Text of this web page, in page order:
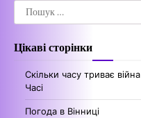
Пошук:
Цікаві сторінки
Скільки часу триває
Часі
Погода в Вінниці